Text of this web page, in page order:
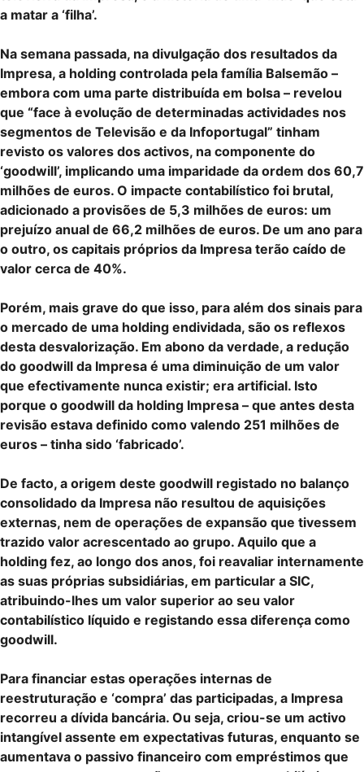
a matar a ‘filha’.
Na semana passada, na divulgação dos resultados da
Impresa, a holding controlada pela família Balsemão –
embora com uma parte distribuída em bolsa – revelou
que “face à evolução de determinadas actividades nos
segmentos de Televisão e da Infoportugal” tinham
revisto os valores dos activos, na componente do
‘goodwill’, implicando uma imparidade da ordem dos 60,7
milhões de euros. O impacte contabilístico foi brutal,
adicionado a provisões de 5,3 milhões de euros: um
prejuízo anual de 66,2 milhões de euros. De um ano para
o outro, os capitais próprios da Impresa terão caído de
valor cerca de 40%.
Porém, mais grave do que isso, para além dos sinais para
o mercado de uma holding endividada, são os reflexos
desta desvalorização. Em abono da verdade, a redução
do goodwill da Impresa é uma diminuição de um valor
que efectivamente nunca existir; era artificial. Isto
porque o goodwill da holding Impresa – que antes desta
revisão estava definido como valendo 251 milhões de
euros – tinha sido ‘fabricado’.
De facto, a origem deste goodwill registado no balanço
consolidado da Impresa não resultou de aquisições
externas, nem de operações de expansão que tivessem
trazido valor acrescentado ao grupo. Aquilo que a
holding fez, ao longo dos anos, foi reavaliar internamente
as suas próprias subsidiárias, em particular a SIC,
atribuindo-lhes um valor superior ao seu valor
contabilístico líquido e registando essa diferença como
goodwill.
Para financiar estas operações internas de
reestruturação e ‘compra’ das participadas, a Impresa
recorreu a dívida bancária. Ou seja, criou-se um activo
intangível assente em expectativas futuras, enquanto se
aumentava o passivo financeiro com empréstimos que